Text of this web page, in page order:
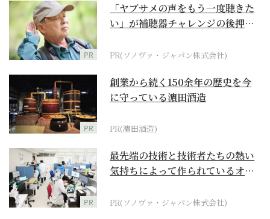
PR
「ヤブサメの声をもう一度聴きた
い」が補聴器チャレンジの後押し
PR(ソノヴァ・ジャパン株式会社)
PR
創業から続く150余年の歴史を今
に守っている濵田酒造
PR(濵田酒造)
PR
最先端の技術と技術者たちの熱い
気持ちによって作られているオー
PR(ソノヴァ・ジャパン株式会社)